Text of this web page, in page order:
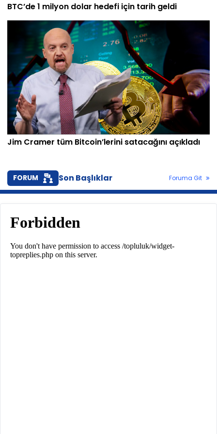
BTC’de 1 milyon dolar hedefi için tarih geldi
Jim Cramer tüm Bitcoin’lerini satacağını açıkladı
FORUM Son Başlıklar Foruma Git